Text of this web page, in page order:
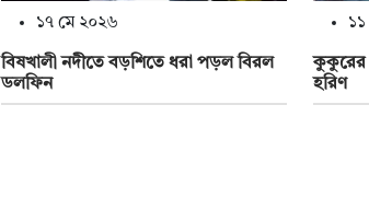
১৭ মে ২০২৬
বিষখালী নদীতে বড়শিতে ধরা পড়ল বিরল
ডলফিন
কুকুরের
হরিণ